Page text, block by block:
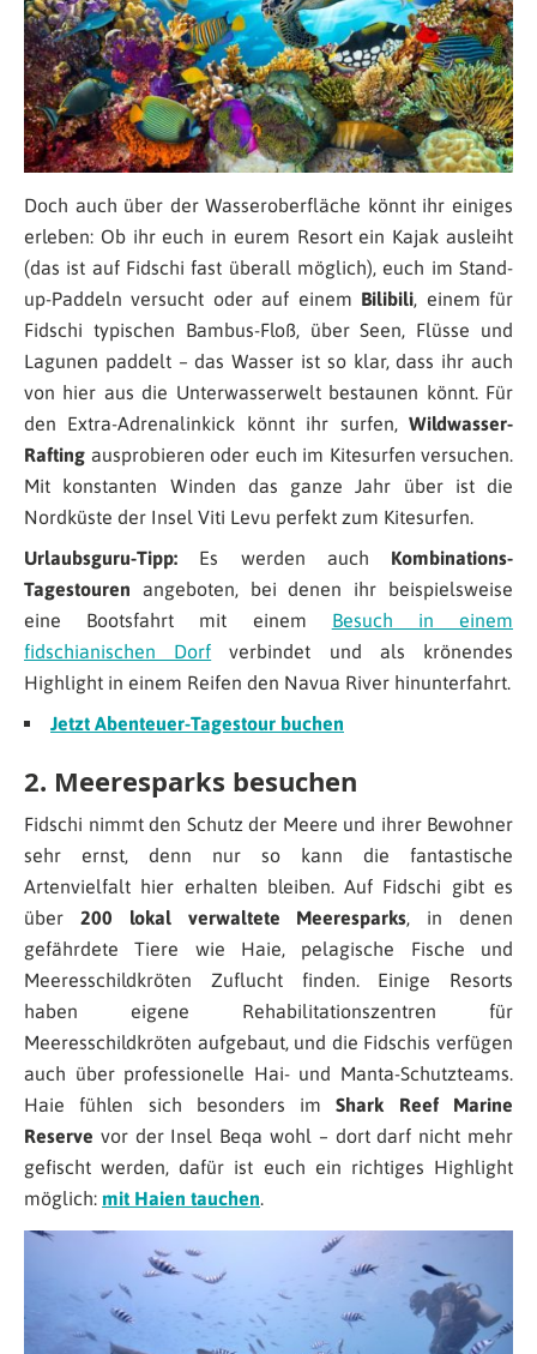
Doch auch über der Wasseroberfläche könnt ihr einiges
erleben: Ob ihr euch in eurem Resort ein Kajak ausleiht
(das ist auf Fidschi fast überall möglich), euch im Stand-
up-Paddeln versucht oder auf einem Bilibili, einem für
Fidschi typischen Bambus-Floß, über Seen, Flüsse und
Lagunen paddelt – das Wasser ist so klar, dass ihr auch
von hier aus die Unterwasserwelt bestaunen könnt. Für
den Extra-Adrenalinkick könnt ihr surfen, Wildwasser-
Rafting ausprobieren oder euch im Kitesurfen versuchen.
Mit konstanten Winden das ganze Jahr über ist die
Nordküste der Insel Viti Levu perfekt zum Kitesurfen.
Urlaubsguru-Tipp: Es werden auch Kombinations-
Tagestouren angeboten, bei denen ihr beispielsweise
eine Bootsfahrt mit einem Besuch in einem
fidschianischen Dorf verbindet und als krönendes
Highlight in einem Reifen den Navua River hinunterfahrt.
Jetzt Abenteuer-Tagestour buchen
2. Meeresparks besuchen
Fidschi nimmt den Schutz der Meere und ihrer Bewohner
sehr ernst, denn nur so kann die fantastische
Artenvielfalt hier erhalten bleiben. Auf Fidschi gibt es
über 200 lokal verwaltete Meeresparks, in denen
gefährdete Tiere wie Haie, pelagische Fische und
Meeresschildkröten Zuflucht finden. Einige Resorts
haben eigene Rehabilitationszentren für
Meeresschildkröten aufgebaut, und die Fidschis verfügen
auch über professionelle Hai- und Manta-Schutzteams.
Haie fühlen sich besonders imShark Reef Marine
Reserve vor der Insel Beqa wohl – dort darf nicht mehr
gefischt werden, dafür ist euch ein richtiges Highlight
möglich: mit Haien tauchen.